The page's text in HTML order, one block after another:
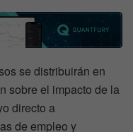
se distribuirán en
sobre el impacto de la
directo a
de empleo y